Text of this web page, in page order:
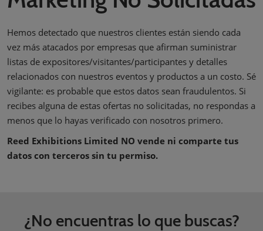
Hemos detectado que nuestros clientes están siendo cada
vez más atacados por empresas que afirman suministrar
listas de expositores/visitantes/participantes y detalles
relacionados con nuestros eventos y productos a un costo. Sé
vigilante: es probable que estos datos sean fraudulentos. Si
recibes alguna de estas ofertas no solicitadas, no respondas a
menos que lo hayas verificado con nosotros primero.
Reed Exhibitions Limited NO vende ni comparte tus
datos con terceros sin tu permiso.
¿No encuentras lo que buscas?